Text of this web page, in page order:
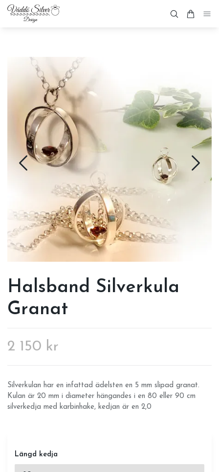
Halsband Silverkula
Granat
2 150 kr
Silverkulan har en infattad ädelsten en 5 mm slipad granat.
Kulan är 20 mm i diameter hängandes i en 80 eller 90 cm
silverkedja med karbinhake, kedjan är en 2,0
Längd kedja